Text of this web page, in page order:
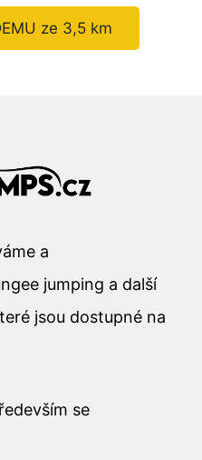
ze 3,5 km
a
jumping a další
jsou dostupné na
se